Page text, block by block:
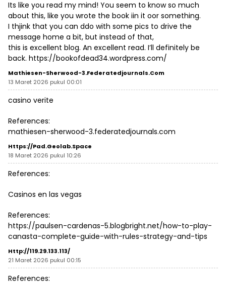
Its like you read my mind! You seem to know so much
about this, like you wrote the book iin it oor something.
I thjink that you can ddo with some pics to drive the
message home a bit, but instead of that,
this is excellent blog. An excellent read. I’ll definitely be
back. https://bookofdead34.wordpress.com/
Mathiesen-Sherwood-3.federatedjournals.com
13 Maret 2026 pukul 00:01
casino verite
References:
mathiesen-sherwood-3.federatedjournals.com
Https://pad.geolab.space
18 Maret 2026 pukul 10:26
References:
Casinos en las vegas
References:
https://paulsen-cardenas-5.blogbright.net/how-to-play-
canasta-complete-guide-with-rules-strategy-and-tips
Http://119.29.133.113/
21 Maret 2026 pukul 00:15
References: